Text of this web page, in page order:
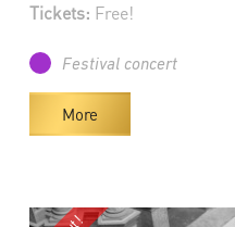
Tickets: Free!
Festival concert
More